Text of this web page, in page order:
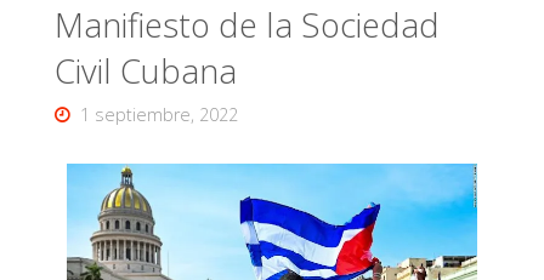
Manifiesto de la Sociedad
Civil Cubana
1 septiembre, 2022